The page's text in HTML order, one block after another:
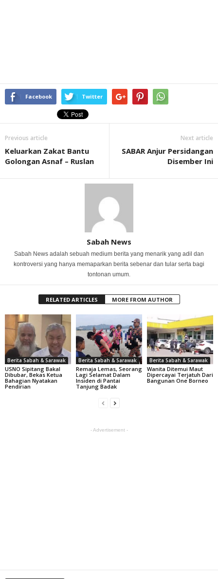
Facebook Twitter
Previous article
Keluarkan Zakat Bantu
Golongan Asnaf – Ruslan
Next article
SABAR Anjur Persidangan
Disember Ini
Sabah News
Sabah News adalah sebuah medium berita yang menarik yang adil dan
kontroversi yang hanya memaparkan berita sebenar dan tular serta bagi
tontonan umum.
RELATED ARTICLES MORE FROM AUTHOR
Berita Sabah & Sarawak
USNO Sipitang Bakal
Dibubar, Bekas Ketua
Bahagian Nyatakan
Pendirian
Berita Sabah & Sarawak
Remaja Lemas, Seorang
Lagi Selamat Dalam
Insiden di Pantai
Tanjung Badak
Berita Sabah & Sarawak
Wanita Ditemui Maut
Dipercayai Terjatuh Dari
Bangunan One Borneo
- Advertisement -